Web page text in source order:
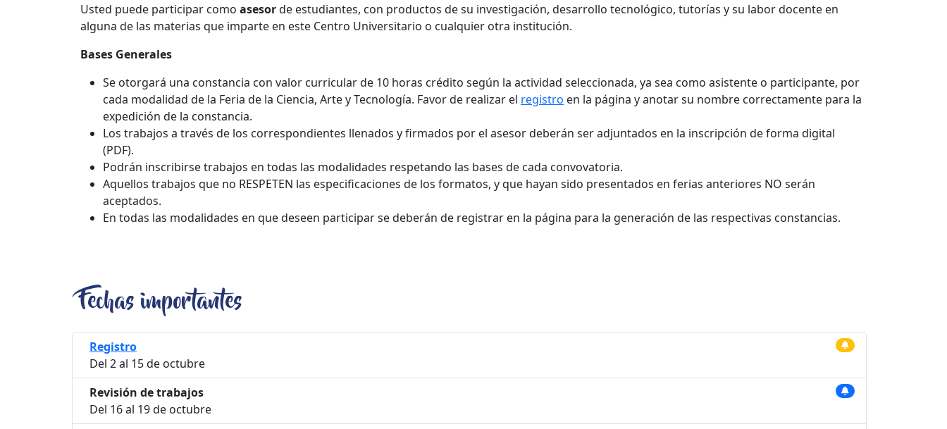
Usted puede participar como asesorde estudiantes, con productos de su investigación, desarrollo tecnológico, tutorías y su labor docente en
alguna de las materias que imparte en este Centro Universitario o cualquier otra institución.
Bases Generales
Se otorgará una constancia con valor curricular de 10 horas crédito según la actividad seleccionada, ya sea como asistente o participante, por
cada modalidad de la Feria de la Ciencia, Arte y Tecnología. Favor de realizar el registro en la página y anotar su nombre correctamente para la
expedición de la constancia.
Los trabajos a través de los correspondientes llenados y firmados por el asesor deberán ser adjuntados en la inscripción de forma digital
(PDF).
Podrán inscribirse trabajos en todas las modalidades respetando las bases de cada convovatoria.
Aquellos trabajos que no RESPETEN las especificaciones de los formatos, y que hayan sido presentados en ferias anteriores NO serán
aceptados.
En todas las modalidades en que deseen participar se deberán de registrar en la página para la generación de las respectivas constancias.
Fechas importantes
Registro
Del 2 al 15 de octubre
Revisión de trabajos
Del 16 al 19 de octubre